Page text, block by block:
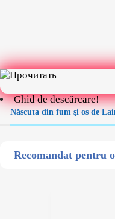
Ghid de descărcare!
Născuta din fum şi os de
Recomandat pentru